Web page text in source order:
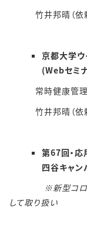
竹井邦晴（依頼
京都大学ウ
(Webセミ
常時健康管理に
竹井邦晴（依頼
第67回・
四谷キャ
※新型コロ
して取り扱い